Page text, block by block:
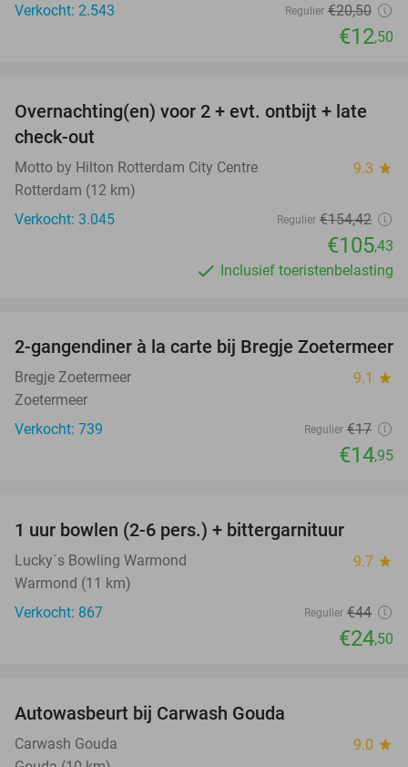
Verkocht: 2.543
Regulier €20,50
€12,50
32%
Overnachting(en) voor 2 + evt. ontbijt + late
check-out
Motto by Hilton Rotterdam City Centre 9.3 star
Rotterdam (12 km)
Verkocht: 3.045
Regulier €154,42
€105,43
Inclusief toeristenbelasting
12%
2-gangendiner à la carte bij Bregje Zoetermeer
Bregje Zoetermeer 9.1 star
Zoetermeer
Verkocht: 739
Regulier €17
€14,95
1 uur bowlen (2-6 pers.) + bittergarnituur
Lucky´s Bowling Warmond 9.7 star
Warmond (11 km)
Verkocht: 867
Regulier €44
€24,50
Autowasbeurt bij Carwash Gouda
Carwash Gouda 9.0 star